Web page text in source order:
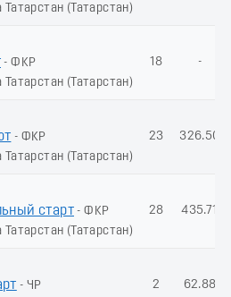
(Татарстан)
- ФКР
(Татарстан)
18 -
- ФКР
(Татарстан)
23 326.50
старт - ФКР
(Татарстан)
28 435.71
- ЧР
2 62.88